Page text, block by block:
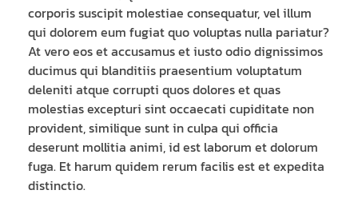
corporis suscipit molestiae consequatur, vel illum
qui dolorem eum fugiat quo voluptas nulla pariatur?
At vero eos et accusamus et iusto odio dignissimos
ducimus qui blanditiis praesentium voluptatum
deleniti atque corrupti quos dolores et quas
molestias excepturi sint occaecati cupiditate non
provident, similique sunt in culpa qui officia
deserunt mollitia animi, id est laborum et dolorum
fuga. Et harum quidem rerum facilis est et expedita
distinctio.